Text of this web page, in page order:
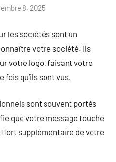
8, 2025
les sociétés sont un
votre société. Ils
votre logo, faisant votre
qu’ils sont vus.
sont souvent portés
que votre message touche
supplémentaire de votre